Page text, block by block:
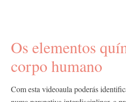
Os elementos
corpo humano
Com esta videoaula poderás